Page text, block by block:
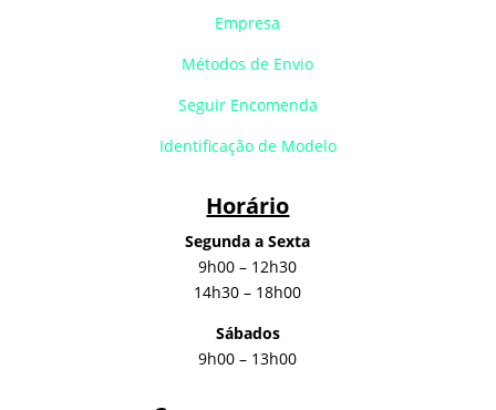
Empresa
Métodos de Envio
Seguir Encomenda
Identificação de Modelo
Horário
Segunda a Sexta
9h00 – 12h30
14h30 – 18h00
Sábados
9h00 – 13h00